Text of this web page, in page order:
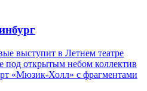
выступит в Летнем театре
под открытым небом коллектив
«Мюзик-Холл» с фрагментами